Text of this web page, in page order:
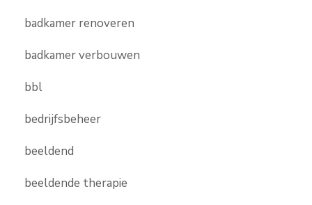
badkamer renoveren
badkamer verbouwen
bbl
bedrijfsbeheer
beeldend
beeldende therapie